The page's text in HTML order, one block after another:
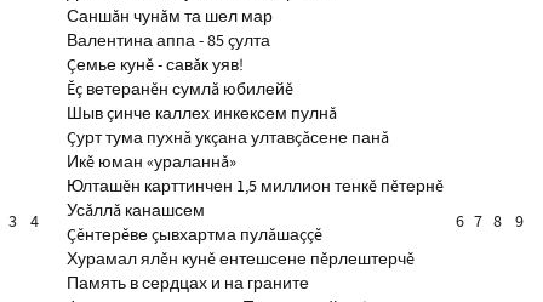
3 4
Саншăн чунăм та шел мар
Валентина аппа - 85 çулта
Çемье кунĕ - савăк уяв!
Ĕç ветеранĕн сумлă юбилейĕ
Шыв çинче каллех инкексем пулнă
Çурт тума пухнă укçана ултавçăсене панă
Икĕ юман «ураланнă»
Юлташĕн карттинчен 1,5 миллион тенкĕ пĕтернĕ
Усăллă канашсем
Çĕнтерĕве çывхартма пулăшаççĕ
Хурамал ялĕн кунĕ ентешсене пĕрлештерчĕ
Память в сердцах и на граните
6 7 8 9